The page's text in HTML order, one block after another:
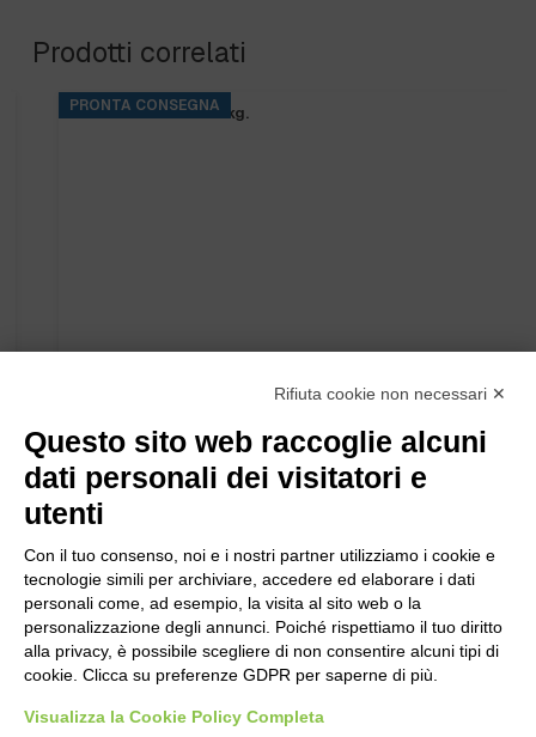
Prodotti correlati
PRONTA CONSEGNA
BASE RINS S2 ta.5 kg.
Rifiuta cookie non necessari ✕
Questo sito web raccoglie alcuni
dati personali dei visitatori e
utenti
Con il tuo consenso, noi e i nostri partner utilizziamo i cookie e
tecnologie simili per archiviare, accedere ed elaborare i dati
personali come, ad esempio, la visita al sito web o la
personalizzazione degli annunci. Poiché rispettiamo il tuo diritto
alla privacy, è possibile scegliere di non consentire alcuni tipi di
cookie. Clicca su preferenze GDPR per saperne di più.
Visualizza la Cookie Policy Completa